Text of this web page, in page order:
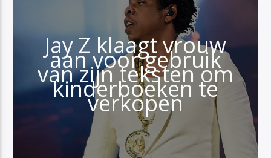
Jay Z klaagt vrouw
aan voor gebruik
van zijn teksten om
kinderboeken te
verkopen